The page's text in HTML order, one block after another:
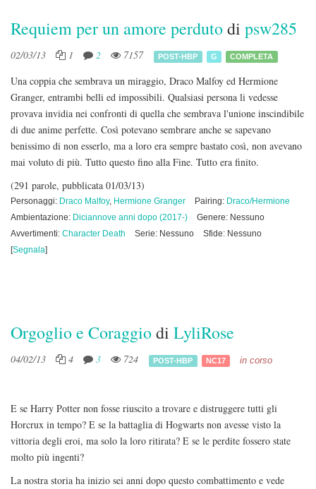
Requiem per un amore perdutodi psw285
02/03/13 1 2 7157 POST-HBP G COMPLETA
Una coppia che sembrava un miraggio, Draco Malfoy ed Hermione
Granger, entrambi belli ed impossibili. Qualsiasi persona li vedesse
provava invidia nei confronti di quella che sembrava l'unione inscindibile
di due anime perfette. Così potevano sembrare anche se sapevano
benissimo di non esserlo, ma a loro era sempre bastato così, non avevano
mai voluto di più. Tutto questo fino alla Fine. Tutto era finito.
(291 parole, pubblicata 01/03/13)
Personaggi: Draco Malfoy, Hermione Granger Pairing: Draco/Hermione
Ambientazione: Diciannove anni dopo (2017-)
Genere: Nessuno
Avvertimenti: Character Death Serie: Nessuno
Sfide: Nessuno
[Segnala]
Orgoglio e Coraggiodi LyliRose
04/02/13 4 3 724 POST-HBP NC17 in corso
E se Harry Potter non fosse riuscito a trovare e distruggere tutti gli
Horcrux in tempo? E se la battaglia di Hogwarts non avesse visto la
vittoria degli eroi, ma solo la loro ritirata? E se le perdite fossero state
molto più ingenti?
La nostra storia ha inizio sei anni dopo questo combattimento e vede